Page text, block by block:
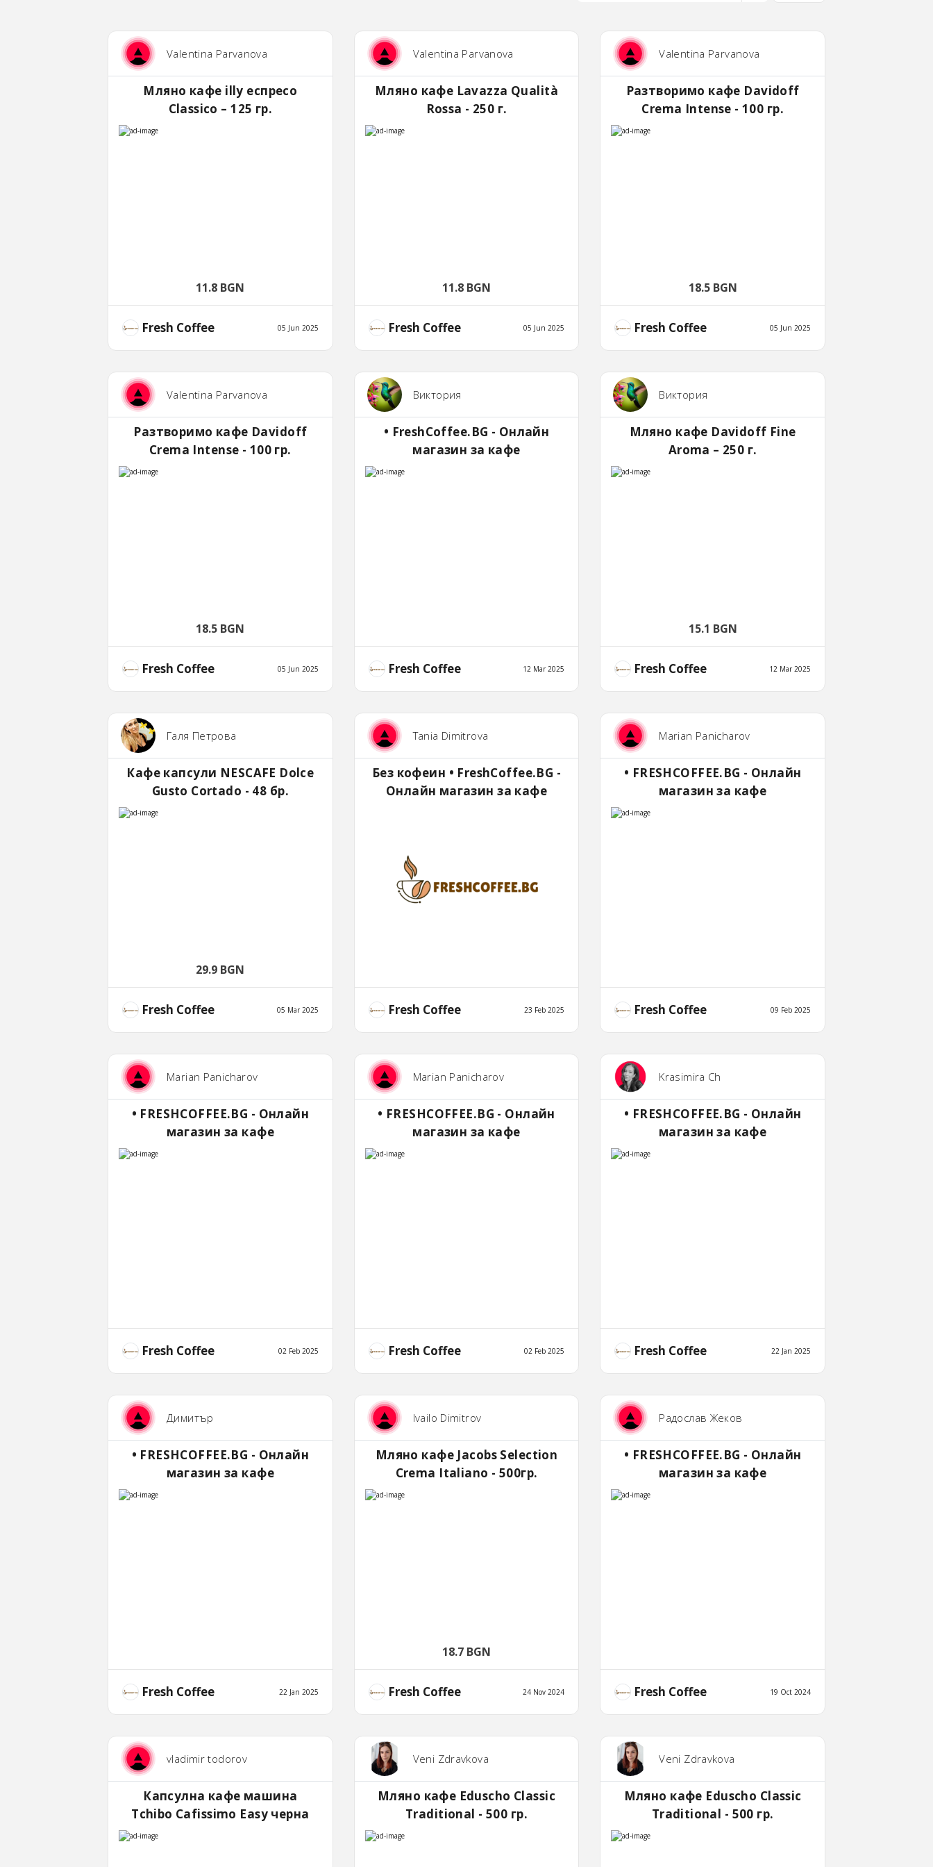
Valentina Parvanova
Мляно кафе illy еспресо
Classico – 125 гр.
11.8 BGN
Fresh Coffee 05 Jun 2025
Valentina Parvanova
Мляно кафе Lavazza Qualità
Rossa - 250 г.
11.8 BGN
Fresh Coffee 05 Jun 2025
Valentina Parvanova
Разтворимо кафе Davidoff
Crema Intense - 100 гр.
18.5 BGN
Fresh Coffee 05 Jun 2025
Valentina Parvanova
Разтворимо кафе Davidoff
Crema Intense - 100 гр.
18.5 BGN
Fresh Coffee 05 Jun 2025
Виктория
• FreshCoffee.BG - Онлайн
магазин за кафе
Fresh Coffee 12 Mar 2025
Виктория
Мляно кафе Davidoff Fine
Aroma – 250 г.
15.1 BGN
Fresh Coffee 12 Mar 2025
Галя Петрова
Кафе капсули NESCAFE Dolce
Gusto Cortado - 48 бр.
29.9 BGN
Fresh Coffee 05 Mar 2025
Tania Dimitrova
Без кофеин • FreshCoffee.BG -
Онлайн магазин за кафе
Fresh Coffee 23 Feb 2025
Marian Panicharov
• FRESHCOFFEE.BG - Онлайн
магазин за кафе
Fresh Coffee 09 Feb 2025
Marian Panicharov
• FRESHCOFFEE.BG - Онлайн
магазин за кафе
Fresh Coffee 02 Feb 2025
Marian Panicharov
• FRESHCOFFEE.BG - Онлайн
магазин за кафе
Fresh Coffee 02 Feb 2025
Krasimira Ch
• FRESHCOFFEE.BG - Онлайн
магазин за кафе
Fresh Coffee 22 Jan 2025
Димитър
• FRESHCOFFEE.BG - Онлайн
магазин за кафе
Fresh Coffee 22 Jan 2025
Ivailo Dimitrov
Мляно кафе Jacobs Selection
Crema Italiano - 500гр.
18.7 BGN
Fresh Coffee 24 Nov 2024
Радослав Жеков
• FRESHCOFFEE.BG - Онлайн
магазин за кафе
Fresh Coffee 19 Oct 2024
vladimir todorov
Капсулна кафе машина
Tchibo Cafissimo Easy черна
Veni Zdravkova
Мляно кафе Eduscho Classic
Traditional - 500 гр.
Veni Zdravkova
Мляно кафе Eduscho Classic
Traditional - 500 гр.